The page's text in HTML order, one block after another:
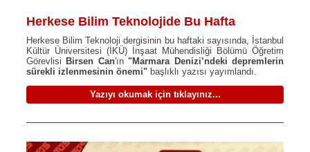
Herkese Bilim Teknolojide Bu Hafta
Herkese Bilim Teknoloji dergisinin bu haftaki sayısında, İstanbul
Kültür Üniversitesi (İKÜ) İnşaat Mühendisliği Bölümü Öğretim
Görevlisi Birsen Can'ın "Marmara Denizi’ndeki depremlerin
sürekli izlenmesinin önemi" başlıklı yazısı yayımlandı.
Yazıyı okumak için tıklayınız...